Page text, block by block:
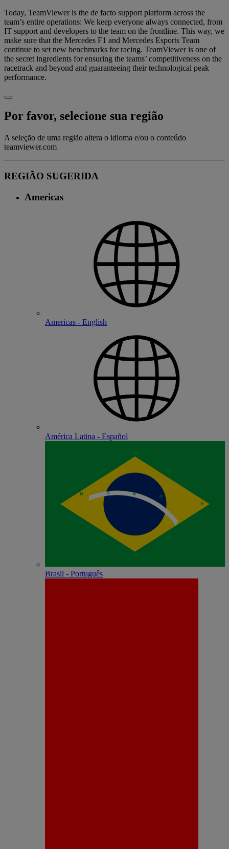
Today, TeamViewer is the de facto support platform across the
team’s entire operations: We keep everyone always connected, from
IT support and developers to the team on the frontline. This way, we
make sure that the Mercedes F1 and Mercedes Esports Team
continue to set new benchmarks for racing. TeamViewer is one of
the secret ingredients for ensuring the teams’ competitiveness on the
racetrack and beyond and guaranteeing their technological peak
performance.
Por favor, selecione sua região
A seleção de uma região altera o idioma e/ou o conteúdo
teamviewer.com
REGIÃO SUGERIDA
Americas
Americas - English
América Latina - Español
Brasil - Português